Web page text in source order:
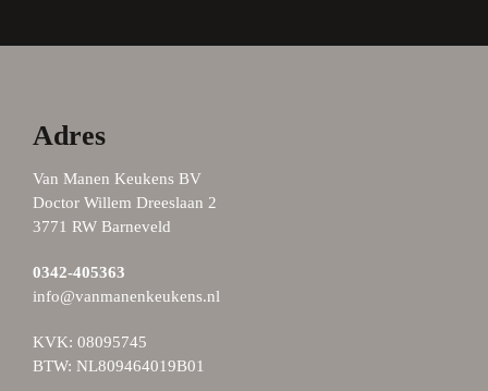
Adres
Van Manen Keukens BV
Doctor Willem Dreeslaan 2
3771 RW Barneveld
0342-405363
info@vanmanenkeukens.nl
KVK: 08095745
BTW: NL809464019B01